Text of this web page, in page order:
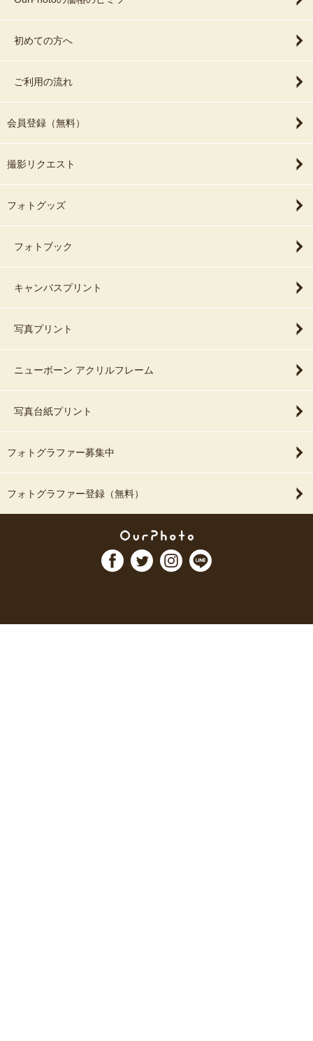
初めての方へ
ご利用の流れ
会員登録（無料）
撮影リクエスト
フォトグッズ
フォトブック
キャンバスプリント
写真プリント
ニューボーン アクリルフレーム
写真台紙プリント
フォトグラファー募集中
フォトグラファー登録（無料）